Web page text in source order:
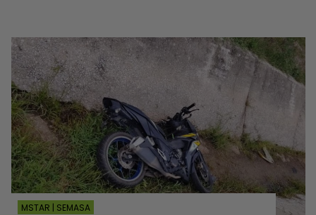
MSTAR | SEMASA